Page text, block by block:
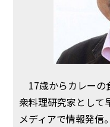
17歳からカレーの
衆料理研究家として
メディアで情報発信